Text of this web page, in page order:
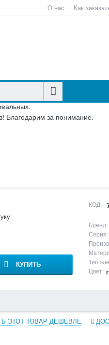
О нас Как
Благодарим за понимание.
КУПИТЬ
КОД:
Бренд:
Серия:
Тип
Цвет:
ЭТОТ ТОВАР ДЕШЕВЛЕ